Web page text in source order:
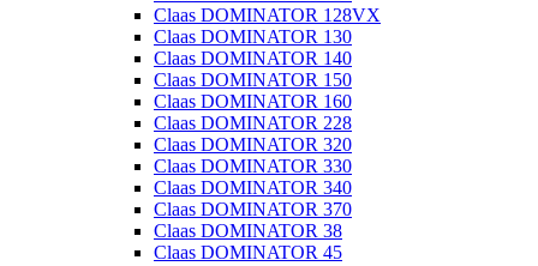
Claas DOMINATOR 128VX
Claas DOMINATOR 130
Claas DOMINATOR 140
Claas DOMINATOR 150
Claas DOMINATOR 160
Claas DOMINATOR 228
Claas DOMINATOR 320
Claas DOMINATOR 330
Claas DOMINATOR 340
Claas DOMINATOR 370
Claas DOMINATOR 38
Claas DOMINATOR 45